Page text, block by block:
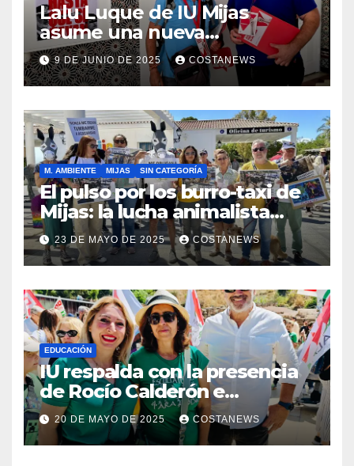
Lalu Luque de IU Mijas
asume una nueva
responsabilidad provincial y
refuerza la lucha por la
sanidad pública en el
municipio
9 DE JUNIO DE 2025 COSTANEWS
M. AMBIENTE MIJAS SIN CATEGORÍA
El pulso por los burro-taxi de
Mijas: la lucha animalista
desafía el lavado de imagen
institucional
23 DE MAYO DE 2025 COSTANEWS
EDUCACIÓN
IU respalda con la presencia
de Rocío Calderón e
integrantes de su equipo las
movilizaciones por una
educación pública inclusiva y
20 DE MAYO DE 2025 COSTANEWS